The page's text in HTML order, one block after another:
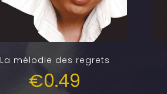
La mélodie des regrets
€0.49